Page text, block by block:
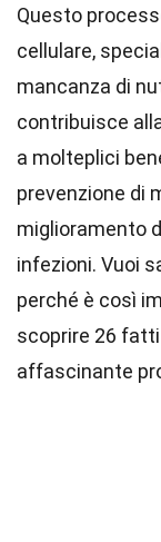
Questo
cellulare,
mancanza di
contribuisce
a molteplici
prevenzione di
miglioramento
infezioni. Vuoi
perché è così
scoprire 26
affascinante